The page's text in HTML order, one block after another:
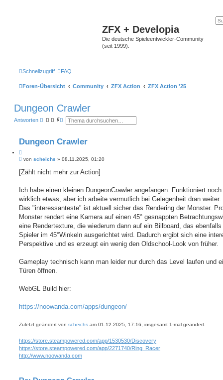
ZFX + Developia
Die deutsche Spieleentwickler-Community
(seit 1999).
Schnellzugriff FAQ
Foren-Übersicht Community ZFX Action ZFX Action '25
Dungeon Crawler
Antworten
S
e
E
r
e
c
e
Dungeon Crawler
i
e
n
B
i
a
von scheichs » 08.11.2025, 01:20
[Zählt nicht mehr zur Action]
Ich habe einen kleinen DungeonCrawler angefangen. Funktioniert
wirklich etwas, aber ich arbeite vermutlich bei Gelegenheit dran weiter.
Das "interessanteste" ist aktuell sicher das Rendering der Monster.
Monster rendert eine Kamera auf einen 45° gesnappten
eine Rendertexture, die wiederum dann auf ein Billboard, das
Spieler im 45°Winkeln ausgerichtet wird. Dadurch ergibt sich eine
Perspektive und es erzeugt ein wenig den Oldschool-Look von früher.
Gameplay technisch kann man leider nur durch das Level laufen und
Türen öffnen.
WebGL Build hier:
https://noowanda.com/apps/dungeon/
Zuletzt geändert von scheichs am 01.12.2025, 17:16, insgesamt 1-mal geändert.
https://store.steampowered.com/app/1530530/Discovery
https://store.steampowered.com/app/2271740/Ring_Racer
http://www.noowanda.com